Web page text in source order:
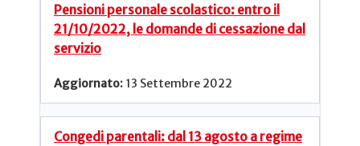
Pensioni personale scolastico: entro il
21/10/2022, le domande di cessazione dal
servizio
13 Settembre 2022
Congedi parentali: dal 13 agosto a regime